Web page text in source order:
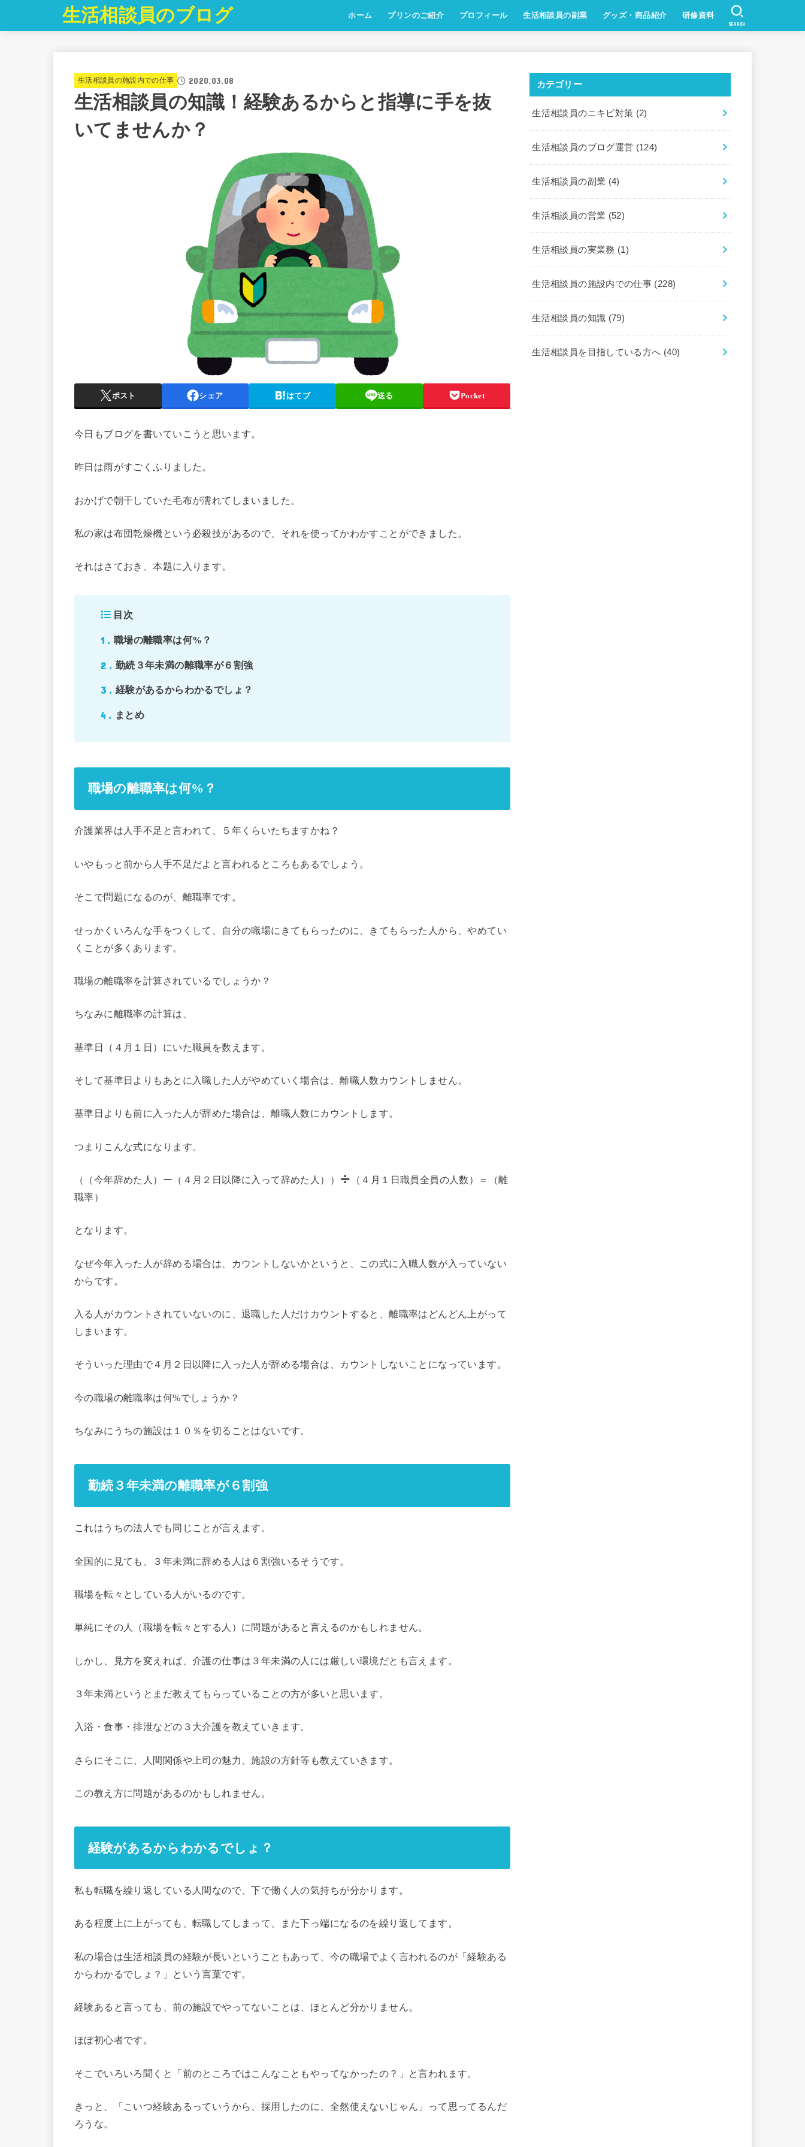
生活相談員のブログ ホーム プリンのご紹介 プロフィール 生活相談員の副業 グッズ・商品紹介 研修資料
SEARCH
生活相談員の施設内での仕事 2020.03.08
生活相談員の知識！経験あるからと指導に手を抜
いてませんか？
ポスト シェア はてブ 送る Pocket
今日もブログを書いていこうと思います。
昨日は雨がすごくふりました。
おかげで朝干していた毛布が濡れてしまいました。
私の家は布団乾燥機という必殺技があるので、それを使ってかわかすことができました。
それはさておき、本題に入ります。
目次
1 職場の離職率は何%？
2 勤続３年未満の離職率が６割強
3 経験があるからわかるでしょ？
4 まとめ
職場の離職率は何%？
介護業界は人手不足と言われて、５年くらいたちますかね？
いやもっと前から人手不足だよと言われるところもあるでしょう。
そこで問題になるのが、離職率です。
せっかくいろんな手をつくして、自分の職場にきてもらったのに、きてもらった人から、やめてい
くことが多くあります。
職場の離職率を計算されているでしょうか？
ちなみに離職率の計算は、
基準日（４月１日）にいた職員を数えます。
そして基準日よりもあとに入職した人がやめていく場合は、離職人数カウントしません。
基準日よりも前に入った人が辞めた場合は、離職人数にカウントします。
つまりこんな式になります。
（（今年辞めた人）ー（４月２日以降に入って辞めた人））
（４月１日職員全員の人数）＝（離
職率）
となります。
なぜ今年入った人が辞める場合は、カウントしないかというと、この式に入職人数が入っていない
からです。
入る人がカウントされていないのに、退職した人だけカウントすると、離職率はどんどん上がって
しまいます。
そういった理由で４月２日以降に入った人が辞める場合は、カウントしないことになっています。
今の職場の離職率は何%でしょうか？
ちなみにうちの施設は１０％を切ることはないです。
勤続３年未満の離職率が６割強
これはうちの法人でも同じことが言えます。
全国的に見ても、３年未満に辞める人は６割強いるそうです。
職場を転々としている人がいるのです。
単純にその人（職場を転々とする人）に問題があると言えるのかもしれません。
しかし、見方を変えれば、介護の仕事は３年未満の人には厳しい環境だとも言えます。
３年未満というとまだ教えてもらっていることの方が多いと思います。
入浴・食事・排泄などの３大介護を教えていきます。
さらにそこに、人間関係や上司の魅力、施設の方針等も教えていきます。
この教え方に問題があるのかもしれません。
経験があるからわかるでしょ？
私も転職を繰り返している人間なので、下で働く人の気持ちが分かります。
ある程度上に上がっても、転職してしまって、また下っ端になるのを繰り返してます。
私の場合は生活相談員の経験が長いということもあって、今の職場でよく言われるのが「経験ある
からわかるでしょ？」という言葉です。
経験あると言っても、前の施設でやってないことは、ほとんど分かりません。
ほぼ初心者です。
そこでいろいろ聞くと「前のところではこんなこともやってなかったの？」と言われます。
きっと、「こいつ経験あるっていうから、採用したのに、全然使えないじゃん」って思ってるんだ
ろうな。
カテゴリー
生活相談員のニキビ対策 (2)
生活相談員のブログ運営 (124)
生活相談員の副業 (4)
生活相談員の営業 (52)
生活相談員の実業務 (1)
生活相談員の施設内での仕事 (228)
生活相談員の知識 (79)
生活相談員を目指している方へ (40)